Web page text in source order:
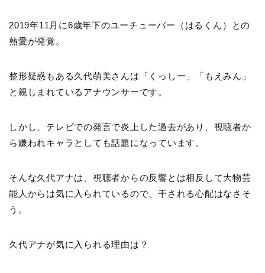
2019年11月に6歳年下のユーチューバー（はるくん）との
熱愛が発覚。
整形疑惑もある久代萌美さんは「くっしー」「もえみん」
と親しまれているアナウンサーです。
しかし、テレビでの発言で炎上した過去があり、視聴者か
ら嫌われキャラとしても話題になっています。
そんな久代アナは、視聴者からの反響とは相反して大物芸
能人からは気に入られているので、干される心配はなさそ
う。
久代アナが気に入られる理由は？